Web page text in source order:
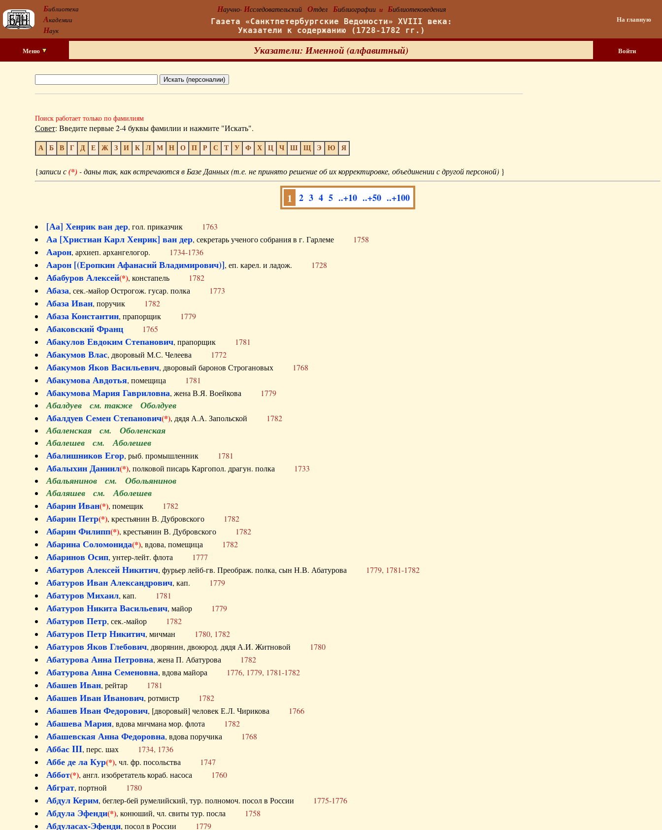
Библиотека
Академии
Наук
Научно- Исследовательский Отдел Библиографии и Библиотековедения
Газета «Санктпетербургские Ведомости» XVIII века:
Указатели к содержанию (1728-1782 гг.)
На главную
Меню Указатели: Именной (алфавитный) Войти
Поиск работает только по фамилиям
Совет: Введите первые 2-4 буквы фамилии и нажмите "Искать".
А Б В Г Д Е Ж З И К Л М Н О П Р С Т У Ф Х Ц Ч Ш Щ Э Ю Я
{записи с(*)- даны так, как встречаются в Базе Данных (т.е. не принято решение об их корректировке, объединении с другой персоной) }
1 2 3 4 5 ..+10 ..+50 ..+100
[Аа] Хенрик ван дер, гол. приказчик 1763
Аа [Христиан Карл Хенрик] ван дер, секретарь ученого собрания в г. Гарлеме 1758
Аарон, архиеп. архангелогор. 1734-1736
Аарон [(Еропкин Афанасий Владимирович)], еп. карел. и ладож. 1728
Абабуров Алексей(*), констапель 1782
Абаза, сек.-майор Острогож. гусар. полка 1773
Абаза Иван, поручик 1782
Абаза Константин, прапорщик 1779
Абаковский Франц 1765
Абакулов Евдоким Степанович, прапорщик 1781
Абакумов Влас, дворовый М.С. Челеева 1772
Абакумов Яков Васильевич, дворовый баронов Строгановых 1768
Абакумова Авдотья, помещица 1781
Абакумова Мария Гавриловна, жена В.Я. Воейкова 1779
Абалдуев см. также Оболдуев
Абалдуев Семен Степанович(*), дядя А.А. Запольской 1782
Абаленская см. Оболенская
Абалешев см. Аболешев
Абалишников Егор, рыб. промышленник 1781
Абалыхин Даниил(*), полковой писарь Каргопол. драгун. полка 1733
Абальянинов см. Обольянинов
Абаляшев см. Аболешев
Абарин Иван(*), помещик 1782
Абарин Петр(*), крестьянин В. Дубровского 1782
Абарин Филипп(*), крестьянин В. Дубровского 1782
Абарина Соломонида(*), вдова, помещица 1782
Абаринов Осип, унтер-лейт. флота 1777
Абатуров Алексей Никитич, фурьер лейб-гв. Преображ. полка, сын Н.В. Абатурова 1779, 1781-1782
Абатуров Иван Александрович, кап. 1779
Абатуров Михаил, кап. 1781
Абатуров Никита Васильевич, майор 1779
Абатуров Петр, сек.-майор 1782
Абатуров Петр Никитич, мичман 1780, 1782
Абатуров Яков Глебович, дворянин, двоюрод. дядя А.И. Житновой 1780
Абатурова Анна Петровна, жена П. Абатурова 1782
Абатурова Анна Семеновна, вдова майора 1776, 1779, 1781-1782
Абашев Иван, рейтар 1781
Абашев Иван Иванович, ротмистр 1782
Абашев Иван Федорович, [дворовый] человек Е.Л. Чирикова 1766
Абашева Мария, вдова мичмана мор. флота 1782
Абашевская Анна Федоровна, вдова поручика 1768
Аббас III, перс. шах 1734, 1736
Аббе де ла Кур(*), чл. фр. посольства 1747
Аббот(*), англ. изобретатель кораб. насоса 1760
Абграт, портной 1780
Абдул Керим, беглер-бей румелийский, тур. полномоч. посол в России 1775-1776
Абдула Эфенди(*), конюший, чл. свиты тур. посла 1758
Абдуласах-Эфенди, посол в России 1779